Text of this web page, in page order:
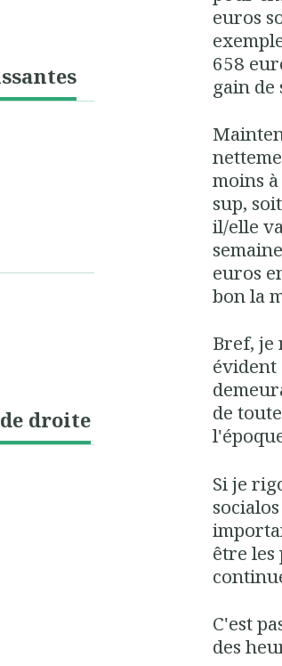
droite
euros
658
gain
moins
sup,
il/elle
euros
bon la
Bref, je
évident
de
Si je
être
C'est
des